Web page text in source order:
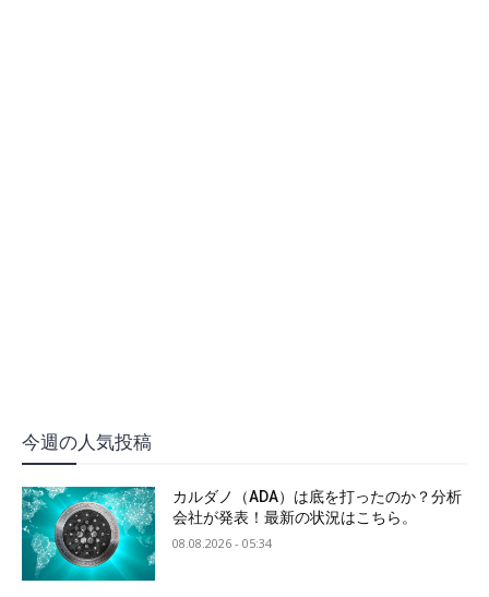
今週の人気投稿
カルダノ（ADA）は底を打ったのか？分析
会社が発表！最新の状況はこちら。
08.08.2026 - 05:34